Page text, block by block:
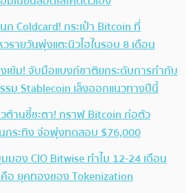
ก Coldcard! กระเป๋า Bitcoin ที่
วรายวันพุ่งแตะนิวไฮในรอบ 8 เดือน
เข้ม! จับมือแบงก์ชาติยกระดับการกำกับ
รม Stablecoin เล็งออกแนวทางปีนี้
ต้านชี้ชะตา! กราฟ Bitcoin ก่อตัว
กระทิง จ่อพุ่งทดสอบ $76,000
มมอง CIO Bitwise ทำไม 12-24 เดือน
อ ยุคทองของ Tokenization